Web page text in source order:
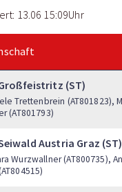
13.06 15:09Uhr
(ST)
Trettenbrein (AT801823),
(AT801793)
Austria Graz (ST)
Wurzwallner (AT800735),